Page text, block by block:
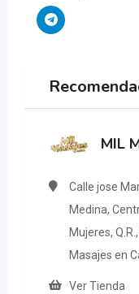
MIL
Calle jose
Medina,
Mujeres,
Masajes en
Ver Tienda